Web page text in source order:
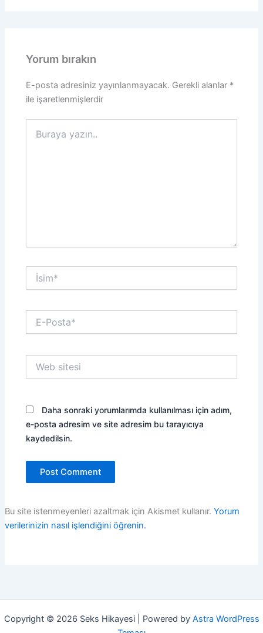
Yorum bırakın
E-posta adresiniz yayınlanmayacak. Gerekli alanlar *
ile işaretlenmişlerdir
yazın..
İsim*
Posta*
sitesi
Daha sonraki yorumlarımda kullanılması için adım,
e-posta adresim ve site adresim bu tarayıcıya
kaydedilsin.
Bu site istenmeyenleri azaltmak için Akismet kullanır. Yorum
verilerinizin nasıl işlendiğini öğrenin.
Copyright © 2026 Seks Hikayesi | Powered by Astra WordPress